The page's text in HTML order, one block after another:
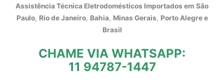
Assistência Técnica Eletrodomésticos Importados em São
Paulo, Rio de Janeiro, Bahia, Minas Gerais, Porto Alegre e
Brasil
CHAME VIA WHATSAPP:
11 94787-1447